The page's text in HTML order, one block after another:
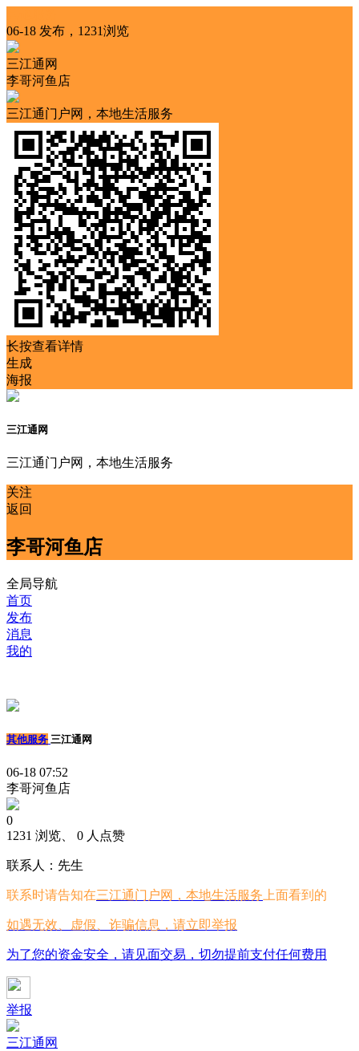
06-18 发布，1231浏览
三江通网
李哥河鱼店
三江通门户网，本地生活服务
长按查看详情
生成
海报
三江通网
三江通门户网，本地生活服务
关注
返回
李哥河鱼店
全局导航
首页
发布
消息
我的
其他服务 三江通网
06-18 07:52
李哥河鱼店
0
1231 浏览、 0 人点赞
联系人：先生
联系时请告知在三江通门户网，本地生活服务 上面看到的
如遇无效、虚假、诈骗信息，请立即举报
为了您的资金安全，请见面交易，切勿提前支付任何费用
举报
三江通网